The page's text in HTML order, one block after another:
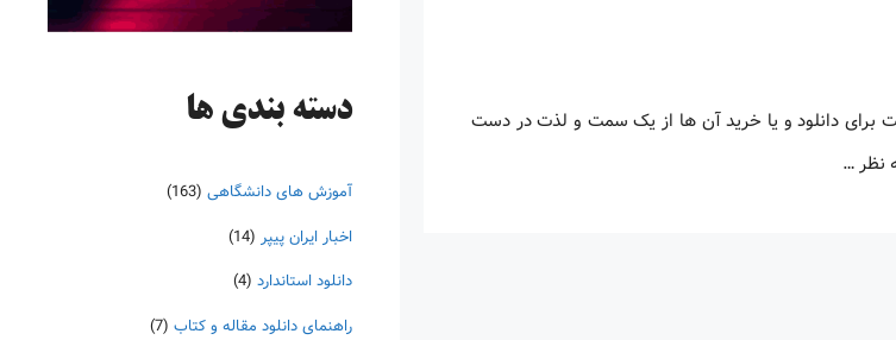
برای دانلود و یا خرید آن ها از یک سمت و لذت در دست
نظر …
دسته‌ بندی ها
آموزش های دانشگاهی (163)
اخبار ایران پیپر (14)
دانلود استاندارد (4)
راهنمای دانلود مقاله و کتاب (7)